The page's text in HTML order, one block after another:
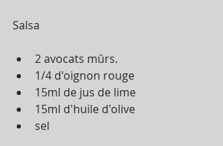
Salsa
2 avocats mûrs.
1/4 d'oignon rouge
15ml de jus de lime
15ml d'huile d'olive
sel